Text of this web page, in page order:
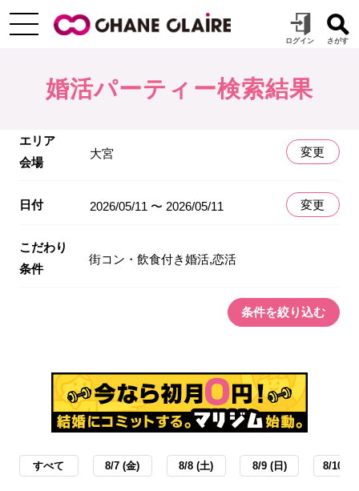
婚活パーティー検索結果
エリア
会場
大宮 変更
日付 2026/05/11 〜 2026/05/11 変更
こだわり
条件
街コン・飲食付き婚活,恋活
条件を絞り込む
すべて 8/7 (金) 8/8 (土) 8/9 (日) 8/10 (